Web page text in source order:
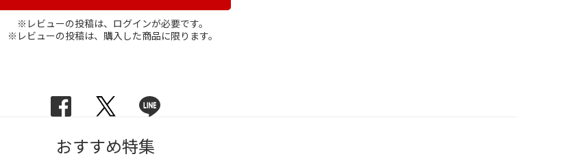
※レビューの投稿は、ログインが必要です。
※レビューの投稿は、購入した商品に限ります。
おすすめ特集